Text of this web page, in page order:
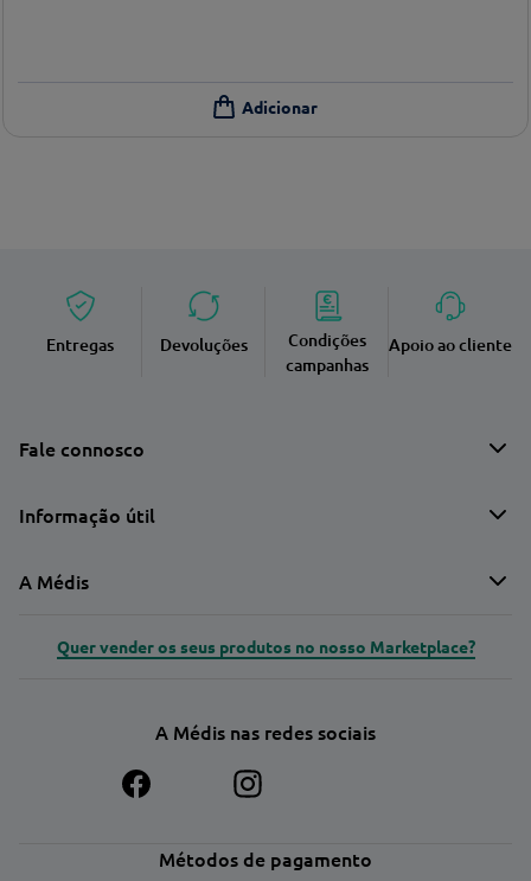
Entregas Devoluções
Condições
campanhas
Apoio ao cliente
Fale connosco
Informação útil
A Médis
Quer vender os seus produtos no nosso Marketplace?
A Médis nas redes sociais
Métodos de pagamento